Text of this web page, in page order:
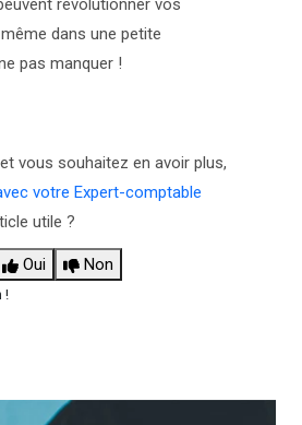
révolutionner vos
dans une petite
pas manquer !
vous souhaitez en avoir plus,
votre Expert-comptable
utile ?
Oui Non
!